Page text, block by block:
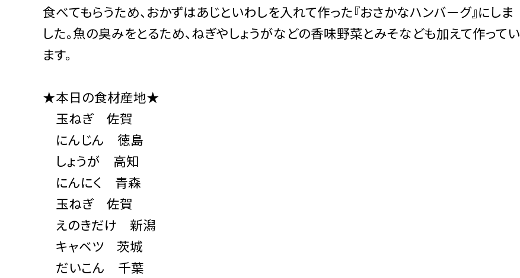
食べてもらうため、おかずはあじといわしを入れて作った『おさかなハンバーグ』にしま
した。魚の臭みをとるため、ねぎやしょうがなどの香味野菜とみそなども加えて作ってい
ます。
★本日の食材産地★
玉ねぎ 佐賀
にんじん 徳島
しょうが 高知
にんにく 青森
玉ねぎ 佐賀
えのきだけ 新潟
キャベツ 茨城
だいこん 千葉